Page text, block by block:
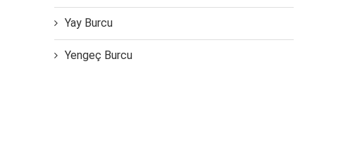
Yay Burcu
Yengeç Burcu